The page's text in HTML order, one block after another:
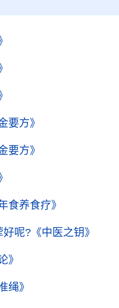
要方》
要方》
食养食疗》
好呢? 《中医之钥》
》
绳》